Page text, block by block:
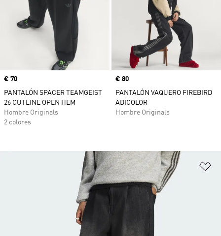
Precio
€ 70
PANTALÓN SPACER TEAMGEIST
26 CUTLINE OPEN HEM
Hombre Originals
2 colores
Precio
€ 80
PANTALÓN VAQUERO FIREBIRD
ADICOLOR
Hombre Originals